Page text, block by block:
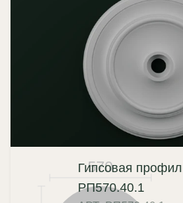
570
Гипсовая
РП570.40.1